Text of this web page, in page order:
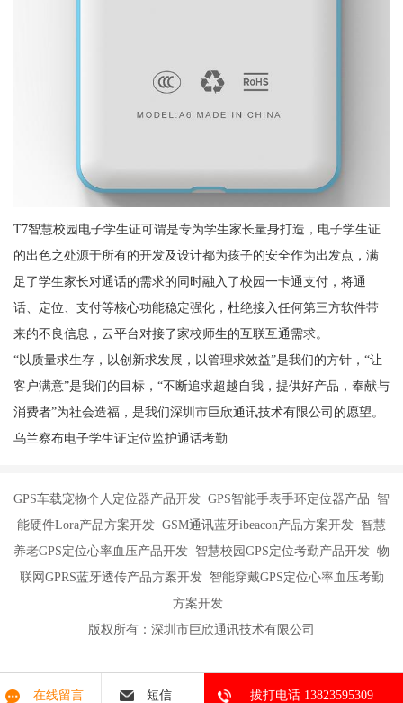
T7智慧校园电子学生证可谓是专为学生家长量身打造，电子学生证
的出色之处源于所有的开发及设计都为孩子的安全作为出发点，满
足了学生家长对通话的需求的同时融入了校园一卡通支付，将通
话、定位、支付等核心功能稳定强化，杜绝接入任何第三方软件带
来的不良信息，云平台对接了家校师生的互联互通需求。
“以质量求生存，以创新求发展，以管理求效益”是我们的方针，“让
客户满意”是我们的目标，“不断追求超越自我，提供好产品，奉献与
消费者”为社会造福，是我们深圳市巨欣通讯技术有限公司的愿望。
乌兰察布电子学生证定位监护通话考勤
GPS车载宠物个人定位器产品开发 GPS智能手表手环定位器产品 智
能硬件Lora产品方案开发 GSM通讯蓝牙ibeacon产品方案开发 智慧
养老GPS定位心率血压产品开发 智慧校园GPS定位考勤产品开发 物
联网GPRS蓝牙透传产品方案开发 智能穿戴GPS定位心率血压考勤
方案开发
版权所有：深圳市巨欣通讯技术有限公司
在线留言 短信 拔打电话 13823595309